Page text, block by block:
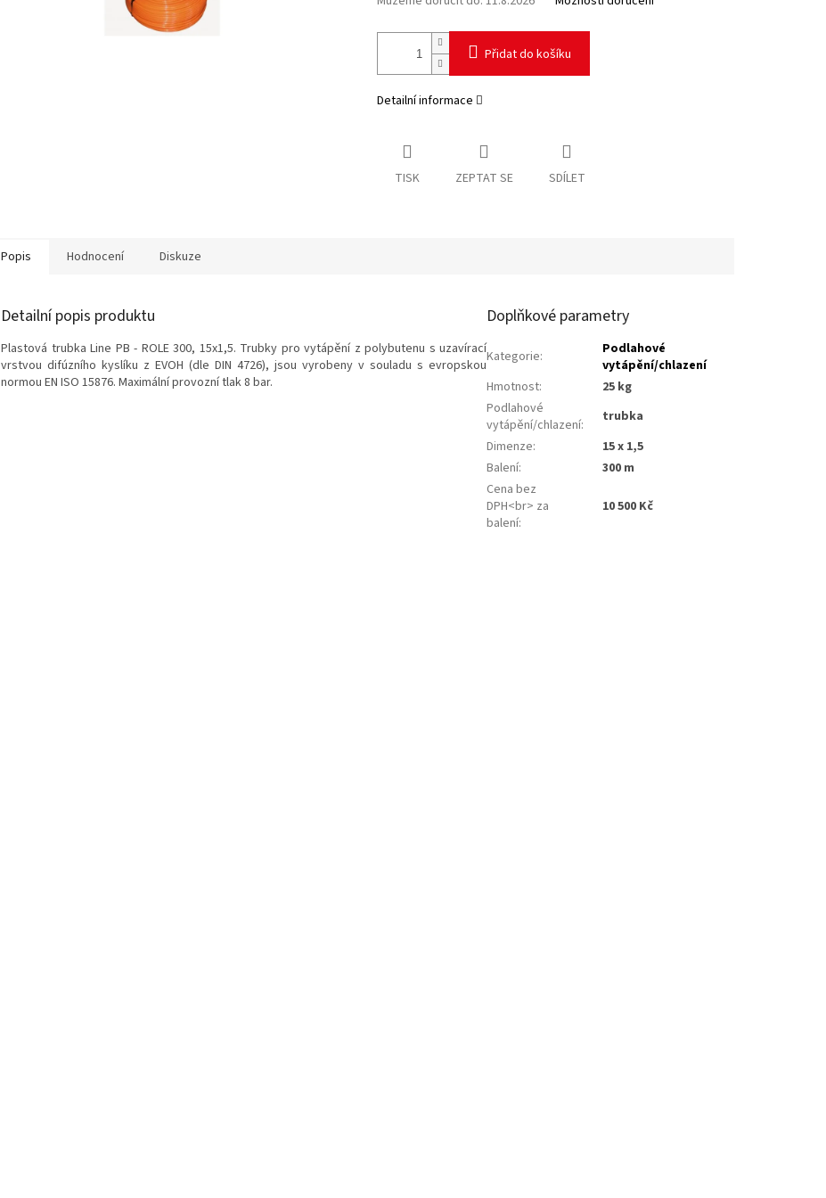
Přidat do košíku
Detailní informace
TISK ZEPTAT SE SDÍLET
Popis Hodnocení Diskuze
Detailní popis produktu
Plastová trubka Line PB - ROLE 300, 15x1,5. Trubky pro vytápění z polybutenu s uzavírací
vrstvou difúzního kyslíku z EVOH (dle DIN 4726), jsou vyrobeny v souladu s evropskou
normou EN ISO 15876. Maximální provozní tlak 8 bar.
Doplňkové parametry
Kategorie:
Podlahové
vytápění/chlazení
Hmotnost:
25 kg
Podlahové
vytápění/chlazení:
trubka
Dimenze:
15 x 1,5
Balení:
300 m
Cena bez
DPH<br> za
balení:
10 500 Kč